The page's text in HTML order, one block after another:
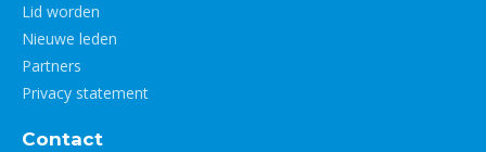
Lid worden
Nieuwe leden
Partners
Privacy statement
Contact